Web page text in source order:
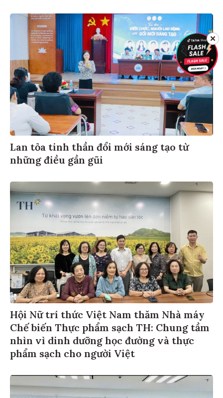
Lan tỏa tinh thần đổi mới sáng tạo từ
những điều gần gũi
Hội Nữ trí thức Việt Nam thăm Nhà máy
Chế biến Thực phẩm sạch TH: Chung tầm
nhìn vì dinh dưỡng học đường và thực
phẩm sạch cho người Việt
✕